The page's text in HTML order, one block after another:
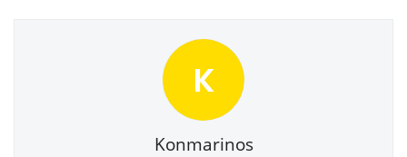
K
Konmarinos